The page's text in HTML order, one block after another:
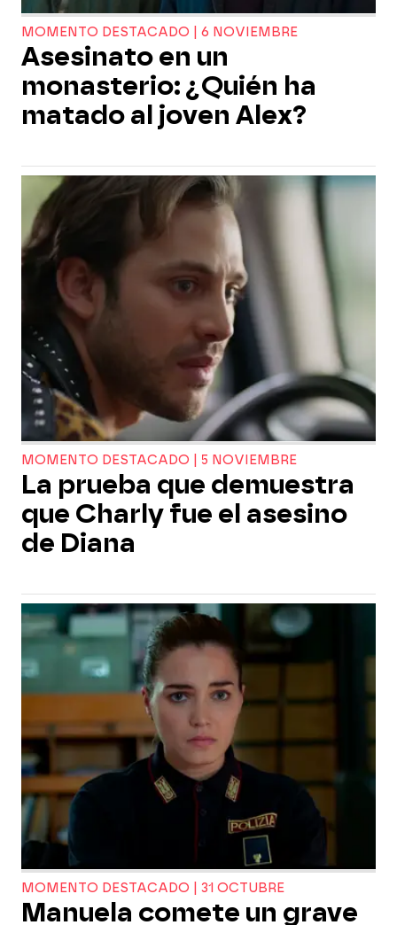
MOMENTO DESTACADO | 6 NOVIEMBRE
Asesinato en un
monasterio: ¿Quién ha
matado al joven Alex?
MOMENTO DESTACADO | 5 NOVIEMBRE
La prueba que demuestra
que Charly fue el asesino
de Diana
MOMENTO DESTACADO | 31 OCTUBRE
Manuela comete un grave